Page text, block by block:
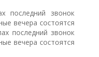
последний звонок
вечера состоятся
последний звонок
вечера состоятся